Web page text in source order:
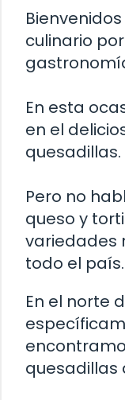
culinario
En esta
en el
quesadillas.
Pero no
queso y
variedades
todo el país.
En el norte
quesadillas